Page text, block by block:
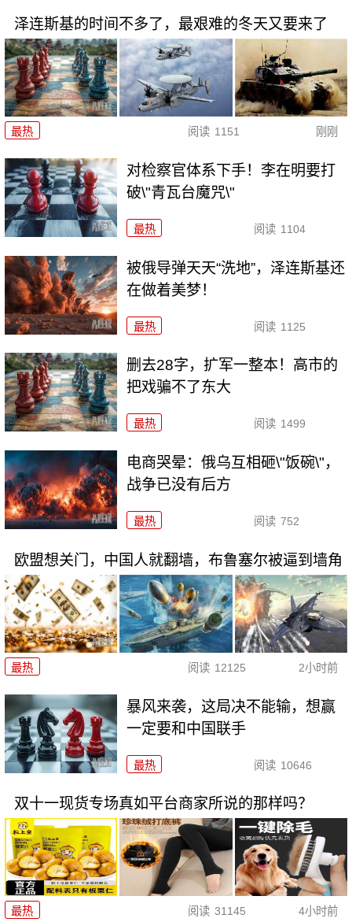
泽连斯基的时间不多了，最艰难的冬天又要来了
最热 阅读 1151 刚刚
对检察官体系下手！李在明要打
破\"青瓦台魔咒\"
最热 阅读 1104
被俄导弹天天“洗地”，泽连斯基还
在做着美梦！
最热 阅读 1125
删去28字，扩军一整本！高市的
把戏骗不了东大
最热 阅读 1499
电商哭晕：俄乌互相砸\"饭碗\"，
战争已没有后方
最热 阅读 752
欧盟想关门，中国人就翻墙，布鲁塞尔被逼到墙角
最热 阅读 12125 2小时前
暴风来袭，这局决不能输，想赢
一定要和中国联手
最热 阅读 10646
双十一现货专场真如平台商家所说的那样吗？
最热 阅读 31145 4小时前